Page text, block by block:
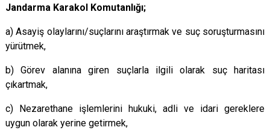
Gönen
Altıeylül
Jandarma Karakol Komutanlığı;
a) Asayiş olaylarını/suçlarını araştırmak ve suç soruşturmasını
yürütmek,
b) Görev alanına giren suçlarla ilgili olarak suç haritası
çıkartmak,
c) Nezarethane işlemlerini hukuki, adli ve idari gereklere
uygun olarak yerine getirmek,